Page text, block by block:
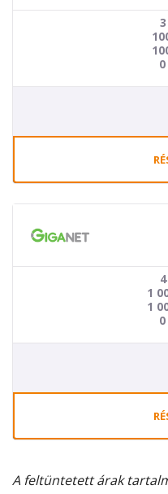
1
1
A feltüntetett árak